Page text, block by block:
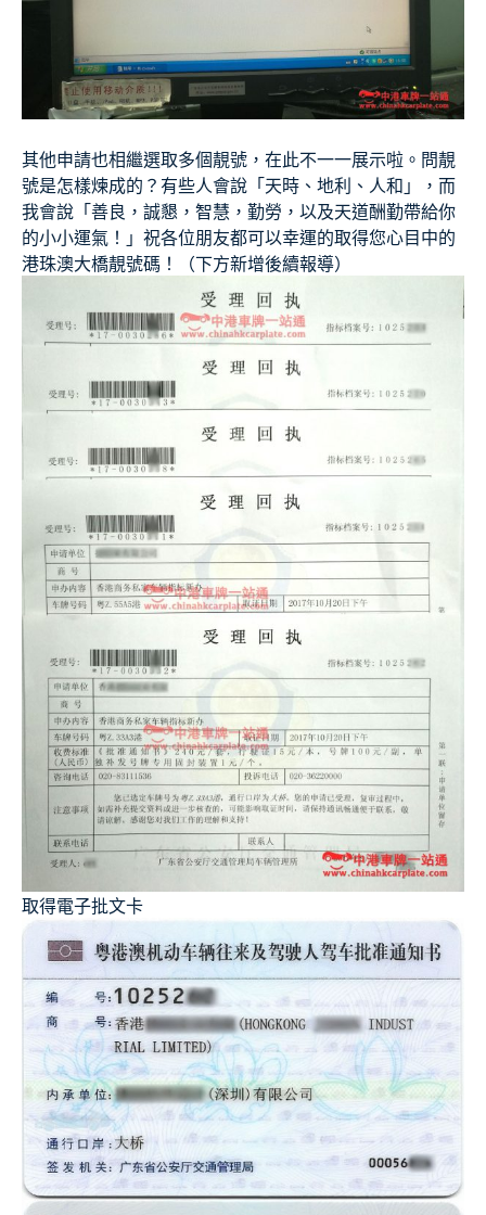
其他申請也相繼選取多個靚號，在此不一一展示啦。問靚
號是怎樣煉成的？有些人會說「天時、地利、人和」，而
我會說「善良，誠懇，智慧，勤勞，以及天道酬勤帶給你
的小小運氣！」祝各位朋友都可以幸運的取得您心目中的
港珠澳大橋靚號碼！（下方新增後續報導）
取得電子批文卡